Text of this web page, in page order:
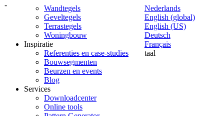
-
Nederlands
English (global)
English (US)
Deutsch
Français
taal
Wandtegels
Geveltegels
Terrastegels
Woningbouw
Inspiratie
Referenties en case-studies
Bouwsegmenten
Beurzen en events
Blog
Services
Downloadcenter
Online tools